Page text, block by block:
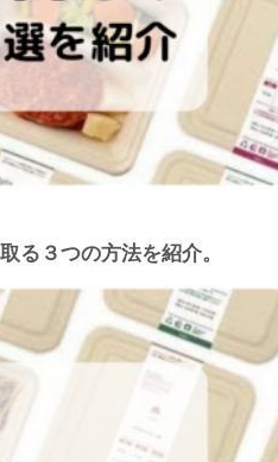
る３つの方法を紹介。